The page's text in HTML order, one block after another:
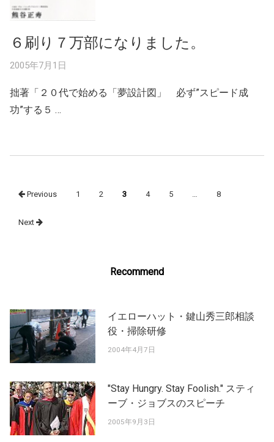
６刷り７万部になりました。
2005年7月1日
拙著「２０代で始める「夢設計図」 必ず”スピード成
功”する５ …
navigation
Previous 1 2 3 4 5 8
Next
Recommend
イエローハット・鍵山秀三郎相談
役・掃除研修
2004年4月7日
"Stay Hungry. Stay Foolish." スティ
ーブ・ジョブスのスピーチ
2005年9月3日